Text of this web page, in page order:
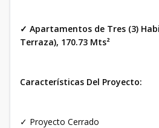
✓ Apartamentos de Tres (3)
Terraza), 170.73 Mts²
Características Del Proyecto:
✓ Proyecto Cerrado